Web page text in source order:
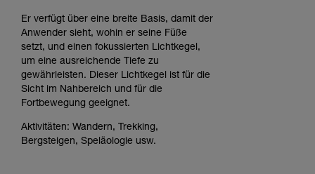
Er verfügt über eine breite Basis, damit der
Anwender sieht, wohin er seine Füße
setzt, und einen fokussierten Lichtkegel,
um eine ausreichende Tiefe zu
gewährleisten. Dieser Lichtkegel ist für die
Sicht im Nahbereich und für die
Fortbewegung geeignet.
Aktivitäten: Wandern, Trekking,
Bergsteigen, Speläologie usw.